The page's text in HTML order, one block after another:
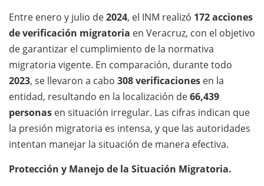
Entre enero y julio de2024, el INM realizó 172 acciones
de verificación migratoria en Veracruz, con el objetivo
de garantizar el cumplimiento de la normativa
migratoria vigente. En comparación, durante todo
2023, se llevaron a cabo 308 verificaciones en la
entidad, resultando en la localización de66,439
personas en situación irregular. Las cifras indican que
la presión migratoria es intensa, y que las autoridades
intentan manejar la situación de manera efectiva.
Protección y Manejo de la Situación Migratoria.